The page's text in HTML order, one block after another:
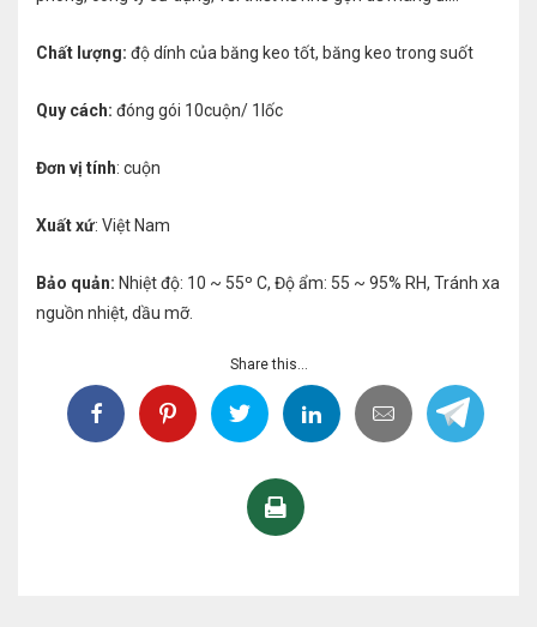
Chất lượng: độ dính của băng keo tốt, băng keo trong suốt
Quy cách: đóng gói 10cuộn/ 1lốc
Đơn vị tính: cuộn
Xuất xứ: Việt Nam
Bảo quản: Nhiệt độ: 10 ~ 55º C, Độ ẩm: 55 ~ 95% RH, Tránh xa
nguồn nhiệt, dầu mỡ.
Share this...